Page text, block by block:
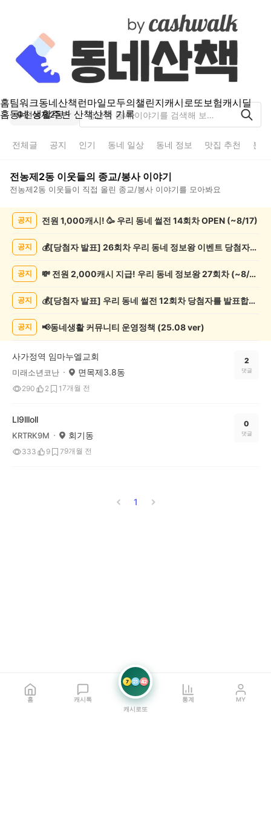
홈팀워크동네산책 런마일모두의챌린지캐시로또보험캐시딜
홈동네 생활주변 산책산책 기록
전농제2동
전체글 공지 인기 동네 일상 동네 정보 맛집 추천 분
전농제2동 이웃들의 종교/봉사이야기
전농제2동 이웃들이 직접 올린 종교/봉사 이야기를 모아봐요
교/
글
공지 전원 1,000캐시! 🥳 우리 동네 썰전 14회차 OPEN (~8/17)
공지 💰[당첨자 발표] 26회차 우리 동네 정보왕 이벤트 당첨자를 발표합니다!
공지 💸 전원 2,000캐시 지급! 우리 동네 정보왕 27회차 (~8/10)
공지 💰[당첨자 발표] 우리 동네 썰전 12회차 당첨자를 발표합니다!
공지 📢동네생활 커뮤니티 운영정책 (25.08 ver)
사가정역 임마누엘교회
미래소년코난 면목제3.8동
290 2 17개월 전
2
댓글
Ll9llloll
KRTRK9M 회기동
333 9 79개월 전
0
댓글
1
홈 캐시톡
7 21 42
캐시로또
통계 MY